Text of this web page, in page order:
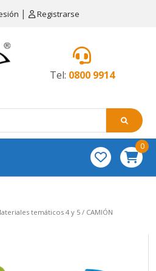
| Registrarse
Tel: 0800 9914
0
temáticos 4 y 5 / CAMIÓN